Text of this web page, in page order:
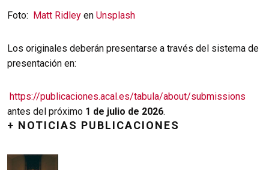
Foto: Matt Ridley en Unsplash
Los originales deberán presentarse a través del sistema de
presentación en:
https://publicaciones.acal.es/tabula/about/submissions
antes del próximo 1 de julio de 2026.
+ NOTICIAS PUBLICACIONES